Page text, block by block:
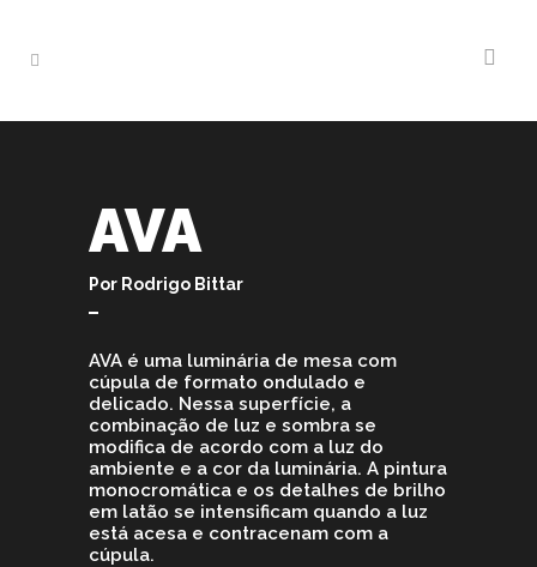
AVA
Por Rodrigo Bittar
AVA é uma luminária de mesa com
cúpula de formato ondulado e
delicado. Nessa superfície, a
combinação de luz e sombra se
modifica de acordo com a luz do
ambiente e a cor da luminária. A pintura
monocromática e os detalhes de brilho
em latão se intensificam quando a luz
está acesa e contracenam com a
cúpula.